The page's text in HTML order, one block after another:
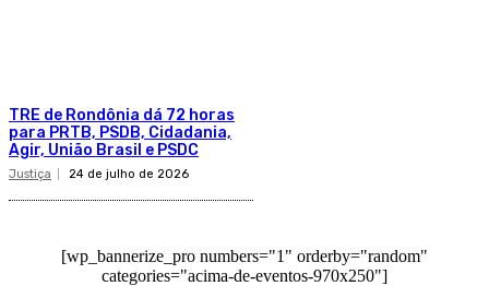
TRE de Rondônia dá 72 horas
para PRTB, PSDB, Cidadania,
Agir, União Brasil e PSDC
Justiça 24 de julho de 2026
[wp_bannerize_pro numbers="1" orderby="random"
categories="acima-de-eventos-970x250"]